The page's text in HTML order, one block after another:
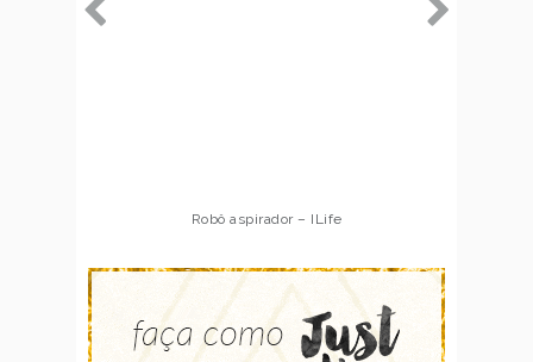
Robô aspirador – ILife